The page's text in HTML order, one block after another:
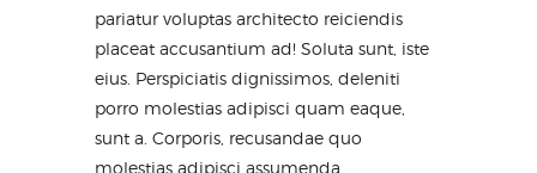
pariatur voluptas architecto reiciendis
placeat accusantium ad! Soluta sunt, iste
eius. Perspiciatis dignissimos, deleniti
porro molestias adipisci quam eaque,
sunt a. Corporis, recusandae quo
molestias adipisci assumenda